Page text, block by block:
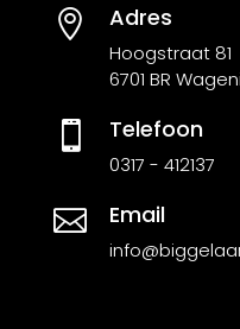
 Adres
Hoogstraat 81
6701 BR
 Telefoon
0317 - 412137
 Email